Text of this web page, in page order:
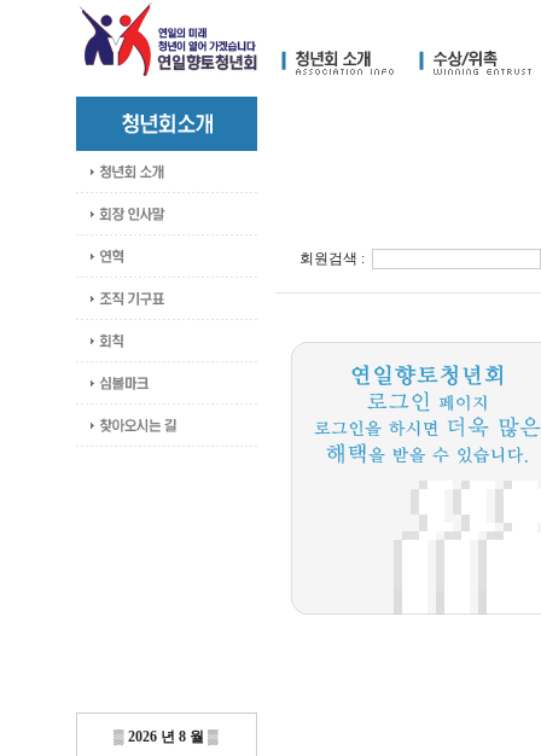
▒ 2026 년 8 월 ▒
회원검색 :